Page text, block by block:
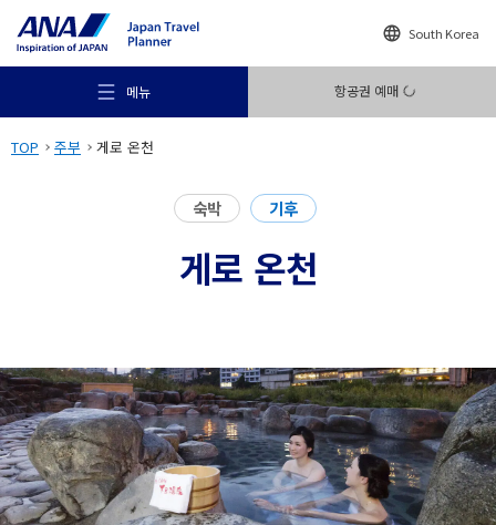
South Korea
메뉴 항공권 예매
목적지
여행 정보
TOP 주부 게로 온천
숙박 기후
게로 온천